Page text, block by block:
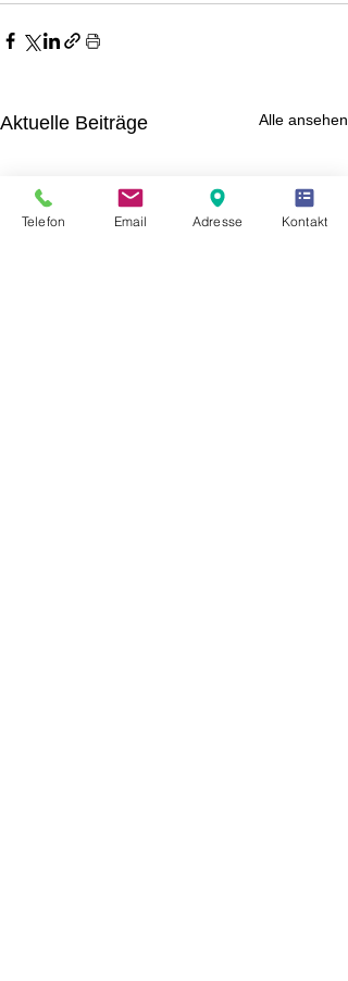
Aktuelle Beiträge Alle ansehen
Telefon Email Adresse Kontakt